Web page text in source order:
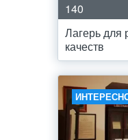
140
Лагерь для
качеств